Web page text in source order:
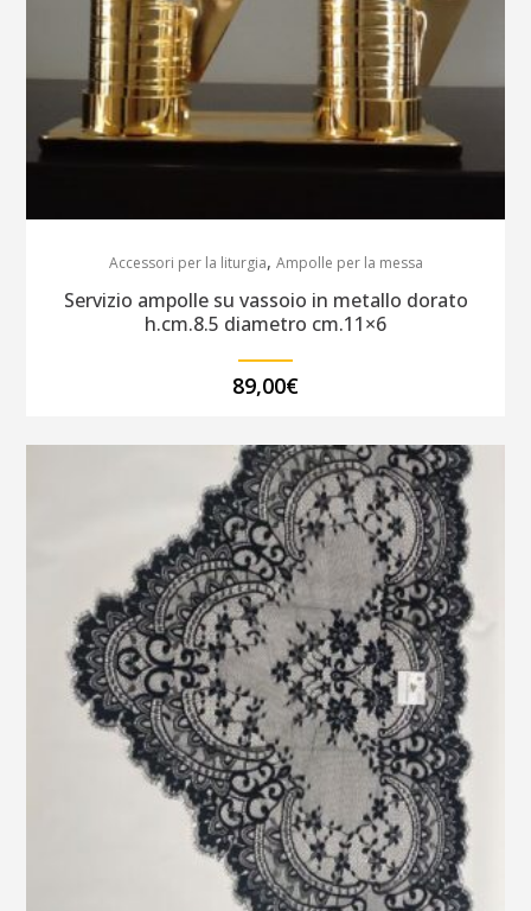
Accessori per la liturgia, Ampolle per la messa
Servizio ampolle su vassoio in metallo dorato
h.cm.8.5 diametro cm.11×6
89,00€